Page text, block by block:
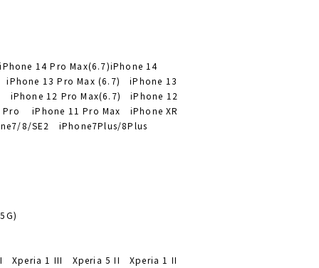
14 Pro Max(6.7)iPhone 14
13 Pro Max (6.7) iPhone 13
12 Pro Max(6.7) iPhone 12
iPhone 11 Pro Max iPhone XR
8/SE2 iPhone7Plus/8Plus
Xperia 1 III Xperia 5 II Xperia 1 II